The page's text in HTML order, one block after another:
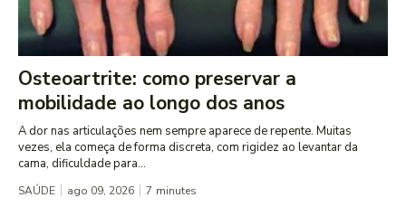
Osteoartrite: como preservar a
mobilidade ao longo dos anos
A dor nas articulações nem sempre aparece de repente. Muitas
vezes, ela começa de forma discreta, com rigidez ao levantar da
cama, dificuldade para...
SAÚDE ago 09, 2026 7 minutes